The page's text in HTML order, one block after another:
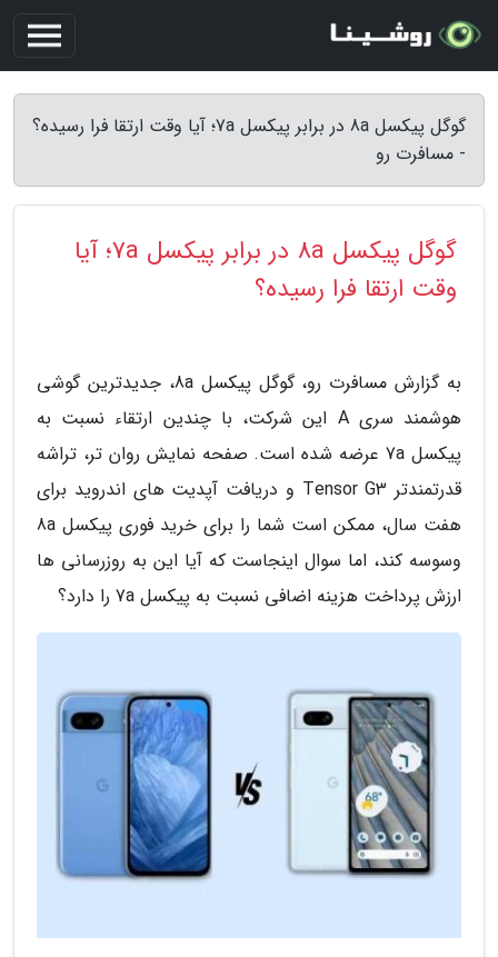
گوگل پیکسل 8a در برابر پیکسل 7a؛ آیا وقت ارتقا فرا رسیده؟
- مسافرت رو
گوگل پیکسل 8a در برابر پیکسل 7a؛ آیا
وقت ارتقا فرا رسیده؟
به گزارش مسافرت رو، گوگل پیکسل 8a، جدیدترین گوشی
هوشمند سری A این شرکت، با چندین ارتقاء نسبت به
پیکسل 7a عرضه شده است. صفحه نمایش روان تر، تراشه
قدرتمندتر Tensor G3 و دریافت آپدیت های اندروید برای
هفت سال، ممکن است شما را برای خرید فوری پیکسل 8a
وسوسه کند، اما سوال اینجاست که آیا این به روزرسانی ها
ارزش پرداخت هزینه اضافی نسبت به پیکسل 7a را دارد؟